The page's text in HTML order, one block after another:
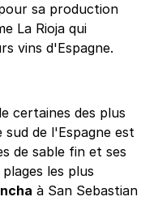
sa production
La Rioja qui
vins d'Espagne.
certaines des plus
sud de l'Espagne est
de sable fin et ses
les plus
à San Sebastian